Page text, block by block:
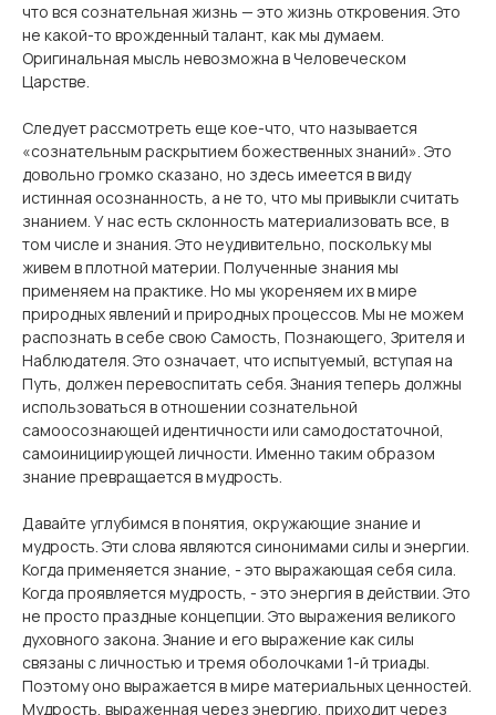
что вся сознательная жизнь — это жизнь откровения. Это
не какой-то врожденный талант, как мы думаем.
Оригинальная мысль невозможна в Человеческом
Царстве.
Следует рассмотреть еще кое-что, что называется
«сознательным раскрытием божественных знаний». Это
довольно громко сказано, но здесь имеется в виду
истинная осознанность, а не то, что мы привыкли считать
знанием. У нас есть склонность материализовать все, в
том числе и знания. Это неудивительно, поскольку мы
живем в плотной материи. Полученные знания мы
применяем на практике. Но мы укореняем их в мире
природных явлений и природных процессов. Мы не можем
распознать в себе свою Самость, Познающего, Зрителя и
Наблюдателя. Это означает, что испытуемый, вступая на
Путь, должен перевоспитать себя. Знания теперь должны
использоваться в отношении сознательной
самоосознающей идентичности или самодостаточной,
самоинициирующей личности. Именно таким образом
знание превращается в мудрость.
Давайте углубимся в понятия, окружающие знание и
мудрость. Эти слова являются синонимами силы и энергии.
Когда применяется знание, - это выражающая себя сила.
Когда проявляется мудрость, - это энергия в действии. Это
не просто праздные концепции. Это выражения великого
духовного закона. Знание и его выражение как силы
связаны с личностью и тремя оболочками 1-й триады.
Поэтому оно выражается в мире материальных ценностей.
Мудрость, выраженная через энергию, приходит через